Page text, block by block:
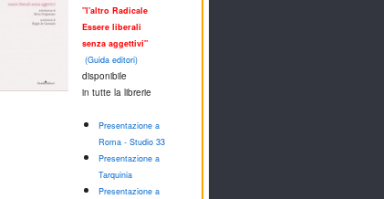
"l'altro Radicale
Essere liberali
senza aggettivi"
(Guida editori)
disponibile
in tutte la librerie
Presentazione a
Roma - Studio 33
Presentazione a
Tarquinia
Presentazione a